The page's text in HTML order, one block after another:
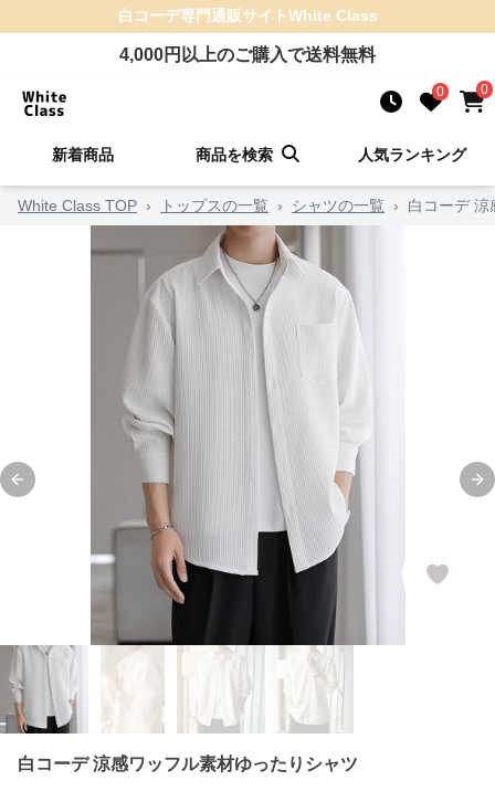
白コーデ専門通販サイトWhite Class
4,000円以上のご購入で送料無料
0 0
新着商品 商品を検索 人気ランキング
White Class TOP › トップスの一覧 › シャツの一覧 › 白コーデ 涼
Previous slide
白コーデ 涼感ワッフル素材ゆったりシャツ